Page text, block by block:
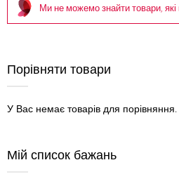
Ми не можемо знайти товари,
Порівняти товари
У Вас немає товарів для порівняння.
Мій список бажань